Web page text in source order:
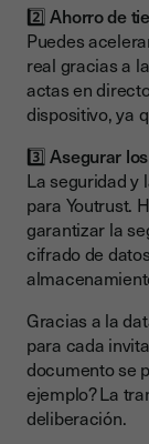
2️⃣Ahorro de
Puedes
real gracias a
actas en
dispositivo, ya
3️⃣ Asegurar
La seguridad y
para Youtrust.
garantizar la
cifrado de
Gracias a la
para cada
documento se
ejemplo? La
deliberación.